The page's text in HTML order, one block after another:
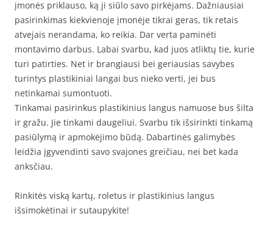
įmonės priklauso, ką ji siūlo savo pirkėjams. Dažniausiai
pasirinkimas kiekvienoje įmonėje tikrai geras, tik retais
atvejais nerandama, ko reikia. Dar verta paminėti
montavimo darbus. Labai svarbu, kad juos atliktų tie, kurie
turi patirties. Net ir brangiausi bei geriausias savybes
turintys plastikiniai langai bus nieko verti, jei bus
netinkamai sumontuoti.
Tinkamai pasirinkus plastikinius langus namuose bus šilta
ir gražu. Jie tinkami daugeliui. Svarbu tik išsirinkti tinkamą
pasiūlymą ir apmokėjimo būdą. Dabartinės galimybės
leidžia įgyvendinti savo svajones greičiau, nei bet kada
anksčiau.
Rinkitės viską kartų, roletus ir plastikinius langus
išsimokėtinai ir sutaupykite!